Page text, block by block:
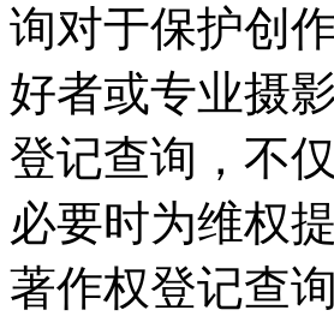
询对于保护创
好者或专业摄
登记查询，不
必要时为维权
著作权登记查